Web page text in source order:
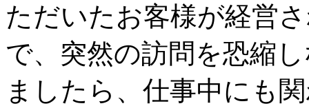
ただいたお客様が経営
で、突然の訪問を恐縮
ましたら、仕事中にも